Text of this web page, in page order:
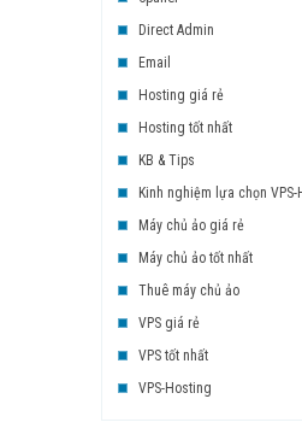
Direct Admin
Email
Hosting giá rẻ
Hosting tốt nhất
KB & Tips
Kinh nghiệm lựa chọn
Máy chủ ảo giá rẻ
Máy chủ ảo tốt nhất
Thuê máy chủ ảo
VPS giá rẻ
VPS tốt nhất
VPS-Hosting